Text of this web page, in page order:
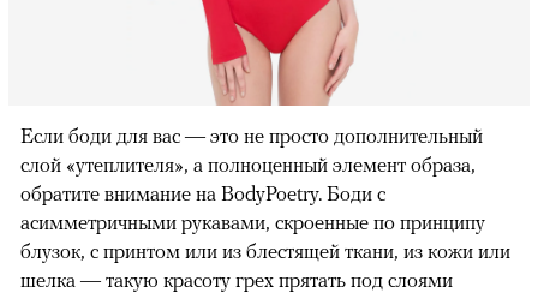
Если боди для вас — это не просто дополнительный
слой «утеплителя», а полноценный элемент образа,
обратите внимание на BodyPoetry. Боди с
асимметричными рукавами, скроенные по принципу
блузок, с принтом или из блестящей ткани, из кожи или
шелка — такую красоту грех прятать под слоями